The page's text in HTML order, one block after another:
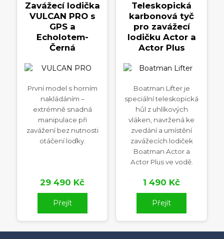
Zavážecí lodička
VULCAN PRO s
GPS a
Echolotem-
Černá
První model s horním
nakládáním –
extrémně snadná
manipulace při
zavážení bez nutnosti
otáčení loďky.
29 490 Kč
Přejít
Teleskopická
karbonová tyč
pro zavážecí
lodičku Actor a
Actor Plus
Boatman Lifter je
speciální teleskopická
hůl z uhlíkových
vláken, navržená ke
zvedání a umístění
zavážecích lodiček
Boatman Actor a
Actor Plus ve vodě.
1 490 Kč
Přejít